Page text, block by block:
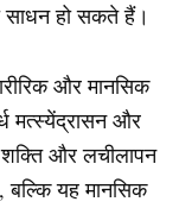
साधन हो सकते हैं।
और मानसिक
मत्स्येंद्रासन और
और लचीलापन
बल्कि यह मानसिक